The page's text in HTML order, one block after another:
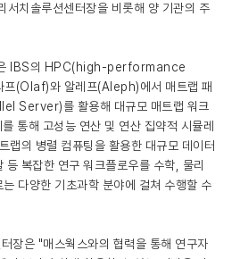
서치솔루션센터장을 비롯해 양 기관의 주
은 IBS의 HPC(high-performance
(Olaf)와 알레프(Aleph)에서 매트랩 패
Server)를 활용해 대규모 매트랩 워크
통해 고성능 연산 및 연산 집약적 시뮬레
랩의 병렬 컴퓨팅을 활용한 대규모 데이터
복잡한 연구 워크플로우를 수학, 물리
다양한 기초과학 분야에 걸쳐 수행할 수
장은 "매스웍스와의 협력을 통해 연구자